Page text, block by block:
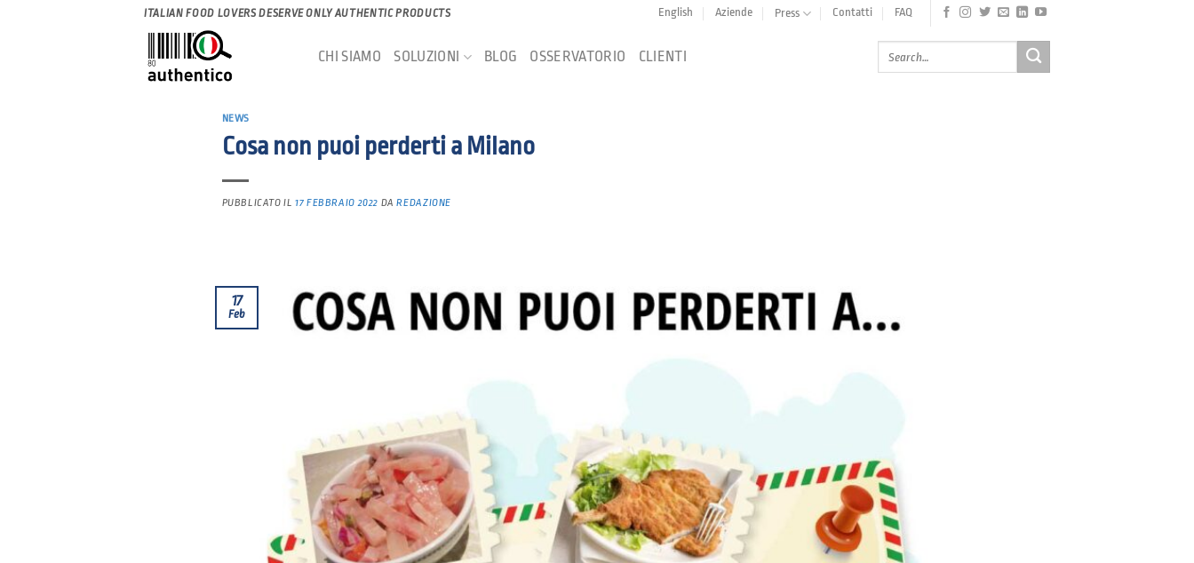
ITALIAN FOOD LOVERS DESERVE ONLY AUTHENTIC PRODUCTS English Aziende Press Contatti FAQ
CHI SIAMO SOLUZIONI BLOG OSSERVATORIO CLIENTI
NEWS
Cosa non puoi perderti a Milano
PUBBLICATO IL17 FEBBRAIO 2022 DAREDAZIONE
17
Feb